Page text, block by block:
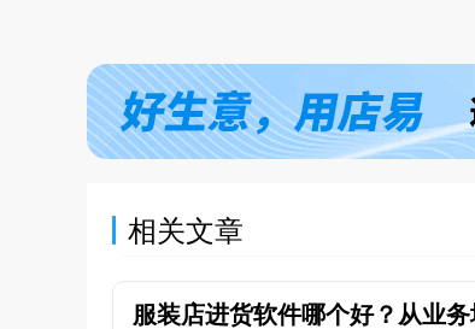
相关文章
服装店进货软件哪个好？从业